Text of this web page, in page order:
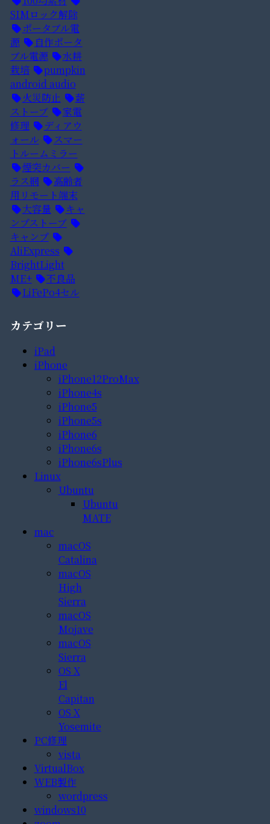
SIMロック解除
ポータブル電
源
自作ポータ
ブル電源
水耕
栽培
pumpkin
android audio
火災防止
薪
ストーブ
家電
修理
ディアウ
ォール
スマー
トルームミラー
煙突カバー
ラス網
高齢者
用リモート端末
大容量
キャ
ンプストーブ
キャンプ
AliExpress
BrightLight
ME+
不良品
LiFePo4セル
カテゴリー
iPad
iPhone
iPhone12ProMax
iPhone4s
iPhone5
iPhone5s
iPhone6
iPhone6s
iPhone6sPlus
Linux
Ubuntu
Ubuntu
MATE
mac
macOS
Catalina
macOS
High
Sierra
macOS
Mojave
macOS
Sierra
OS X
El
Capitan
OS X
Yosemite
PC修理
vista
VirtualBox
WEB製作
wordpress
windows10